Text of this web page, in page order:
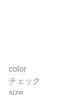
color
チェック
size